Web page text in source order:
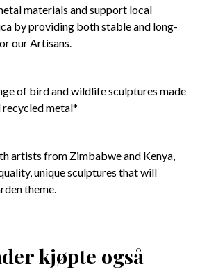
materials and support local
by providing both stable and long-
our Artisans.
of bird and wildlife sculptures made
metal*
artists from Zimbabwe and Kenya,
unique sculptures that will
theme.
kjøpte også